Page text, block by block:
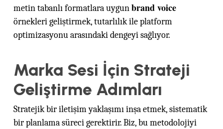
metin tabanlı formatlara uygunbrand voice
örnekleri geliştirmek, tutarlılık ile platform
optimizasyonu arasındaki dengeyi sağlıyor.
Marka Sesi İçin Strateji
Geliştirme Adımları
Stratejik bir iletişim yaklaşımı inşa etmek, sistematik
bir planlama süreci gerektirir. Biz, bu metodolojiyi